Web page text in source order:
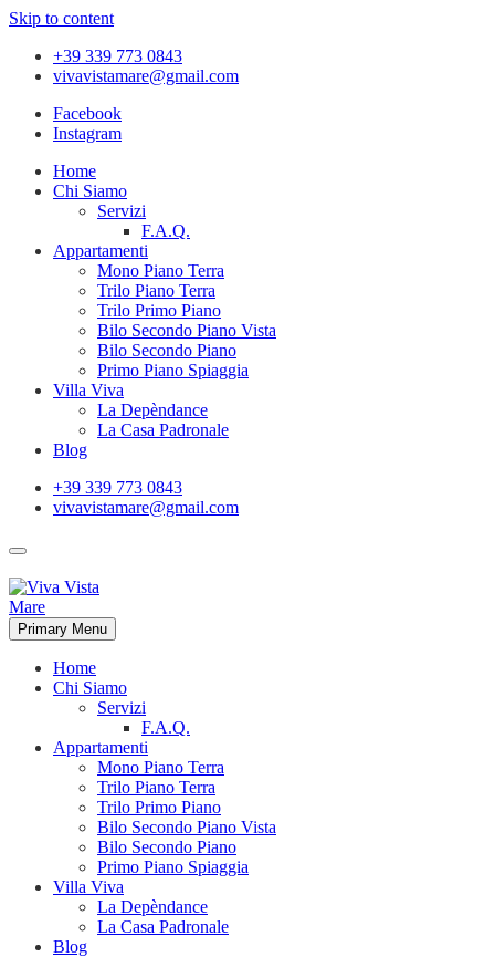
Skip to content
+39 339 773 0843
vivavistamare@gmail.com
Facebook
Instagram
Home
Chi Siamo
Servizi
F.A.Q.
Appartamenti
Mono Piano Terra
Trilo Piano Terra
Trilo Primo Piano
Bilo Secondo Piano Vista
Bilo Secondo Piano
Primo Piano Spiaggia
Villa Viva
La Depèndance
La Casa Padronale
Blog
+39 339 773 0843
vivavistamare@gmail.com
Primary Menu
Home
Chi Siamo
Servizi
F.A.Q.
Appartamenti
Mono Piano Terra
Trilo Piano Terra
Trilo Primo Piano
Bilo Secondo Piano Vista
Bilo Secondo Piano
Primo Piano Spiaggia
Villa Viva
La Depèndance
La Casa Padronale
Blog